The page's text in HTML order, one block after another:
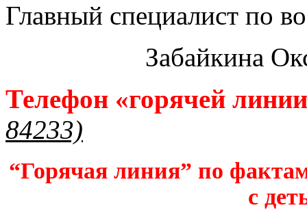
Главный специалист по
Забайкина
Телефон «горячей
84233)
“Горячая линия” по
с